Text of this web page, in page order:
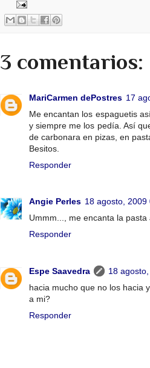
3 comentarios:
MariCarmen dePostres 17
Me encantan los espaguetis
y siempre me los pedía. Así
de carbonara en pizas, en
Besitos.
Responder
Angie Perles 18 agosto, 2009
Ummm..., me encanta la pasta
Responder
Espe Saavedra
18
hacia mucho que no los hacia
a mi?
Responder